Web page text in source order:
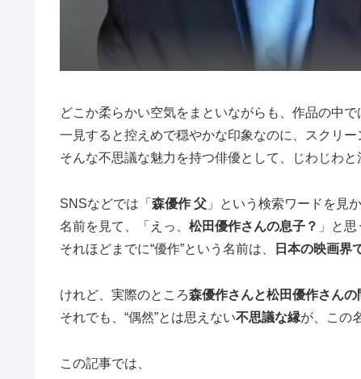
どこか柔らかい空気をまといながらも、作品の中で
一見すると控えめで穏やかな印象なのに、スクリー
そんな不思議な魅力を持つ俳優として、じわじわと
SNSなどでは「 森優作 父 」という検索ワードを見
名前を見て、「えっ、 松田優作さんの息子？ 」と
それほどまでに“優作”という名前は、
日本の映画界
けれど、実際のところ森優作さんと松田優作さんの
それでも、“偶然”とは思えない不思議な縁が、この
この記事では、